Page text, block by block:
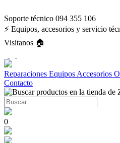
Soporte técnico 094 355 106
⚡ Equipos, accesorios y servicio
Visitanos 🏠
Reparaciones Equipos Accesorios
Contacto
0